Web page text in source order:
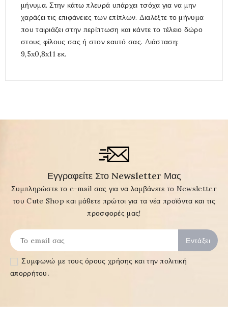
μήνυμα. Στην κάτω πλευρά υπάρχει τσόχα για να μην
χαράζει τις επιφάνειες των επίπλων. Διαλέξτε το μήνυμα
που ταιριάζει στην περίπτωση και κάντε το τέλειο δώρο
στους φίλους σας ή στον εαυτό σας. Διάσταση:
9,5x0,8x11 εκ.
Εγγραφείτε Στο Newsletter Μας
Συμπληρώστε το e-mail σας για να λαμβάνετε το Newsletter
του Cute Shop και μάθετε πρώτοι για τα νέα προϊόντα και τις
προσφορές μας!
Συμφωνώ με τουςόρους χρήσης και την πολιτική
απορρήτου.